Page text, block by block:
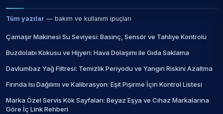
Tüm yazılar — bakım ve kullanım ipuçları
Çamaşır Makinesi Su Seviyesi: Basınç, Sensör ve Tahliye Kontrolü
Buzdolabı Kokusu ve Hijyen: Hava Dolaşımı ile Gıda Saklama
Davlumbaz Yağ Filtresi: Temizlik Periyodu ve Yangın Riskini Azaltma
Fırında Isı Dağılımı ve Kalibrasyon: Eşit Pişirme İçin Kontrol Listesi
Marka Özel Servis Kök Sayfaları: Beyaz Eşya ve Cihaz Markalarına
Göre İç Link Rehberi